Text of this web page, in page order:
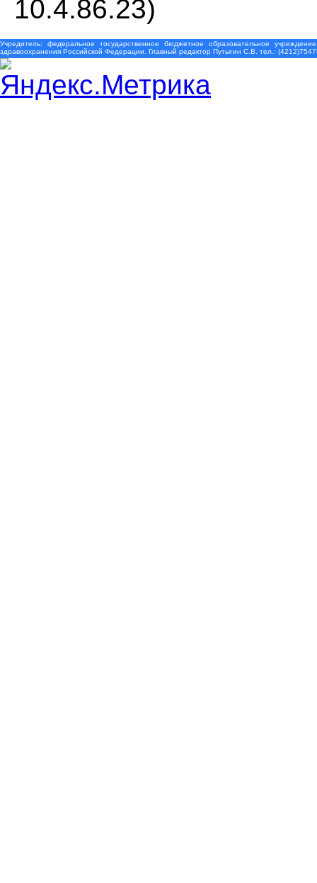
10.4.86.23)
Учредитель: федеральное государственное бюджетное образовательное
здравоохранения Российской Федерации. Главный редактор Путыгин С.В. тел.: